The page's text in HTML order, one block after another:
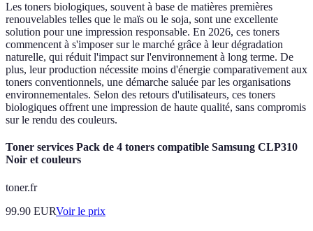
Les toners biologiques, souvent à base de matières premières
renouvelables telles que le maïs ou le soja, sont une excellente
solution pour une impression responsable. En 2026, ces toners
commencent à s'imposer sur le marché grâce à leur dégradation
naturelle, qui réduit l'impact sur l'environnement à long terme. De
plus, leur production nécessite moins d'énergie comparativement aux
toners conventionnels, une démarche saluée par les organisations
environnementales. Selon des retours d'utilisateurs, ces toners
biologiques offrent une impression de haute qualité, sans compromis
sur le rendu des couleurs.
Toner services Pack de 4 toners compatible Samsung CLP310
Noir et couleurs
toner.fr
99.90 EURVoir le prix